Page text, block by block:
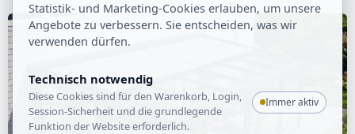
Statistik- und Marketing-Cookies erlauben, um unsere
Angebote zu verbessern. Sie entscheiden, was wir
verwenden dürfen.
Technisch notwendig
Diese Cookies sind für den Warenkorb, Login,
Session-Sicherheit und die grundlegende
Funktion der Website erforderlich.
Immer aktiv